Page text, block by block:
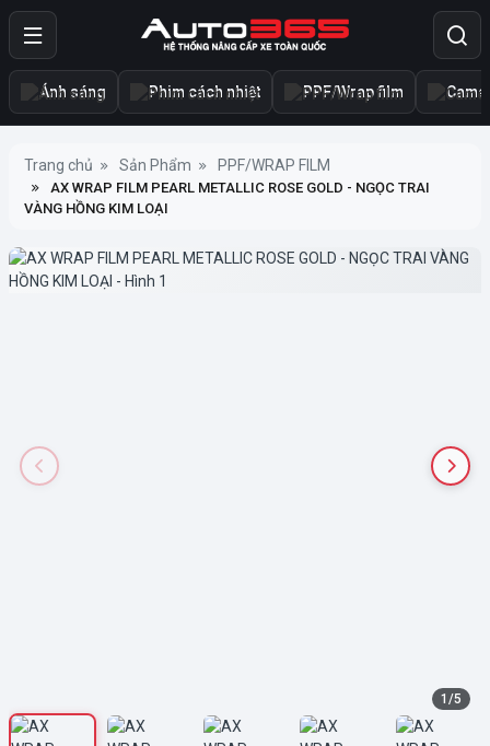
Ánh sáng Phim cách nhiệt PPF/Wrap film
Trang chủ Sản Phẩm PPF/WRAP FILM
AX WRAP FILM PEARL METALLIC ROSE GOLD - NGỌC TRAI
VÀNG HỒNG KIM LOẠI
1 /5